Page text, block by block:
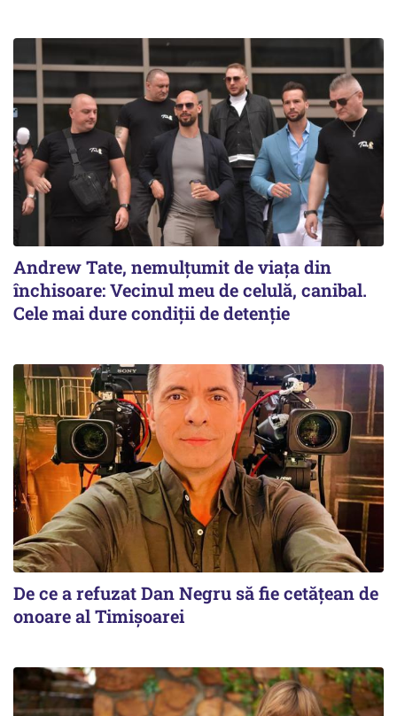
Andrew Tate, nemulțumit de viața din
închisoare: Vecinul meu de celulă, canibal.
Cele mai dure condiții de detenție
De ce a refuzat Dan Negru să fie cetățean de
onoare al Timișoarei